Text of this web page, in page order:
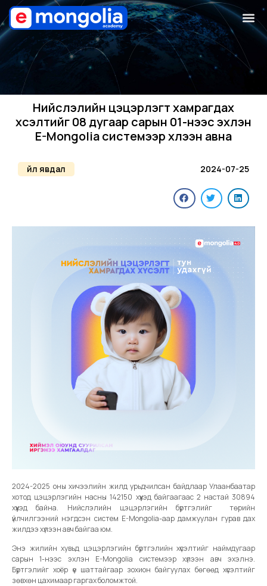
Нийслэлийн цэцэрлэгт хамрагдах
хүсэлтийг 08 дугаар сарын 01-нээс эхлэн
E-Mongolia системээр хүлээн авна
Үйл явдал 2024-07-25
2024-2025 оны хичээлийн жилд урьдчилсан байдлаар Улаанбаатар
хотод цэцэрлэгийн насны 142150 хүүхэд байгаагаас 2 настай 30894
хүүхэд байна. Нийслэлийн цэцэрлэгийн бүртгэлийг төрийн
үйлчилгээний нэгдсэн систем E-Mongolia-аар дамжуулан гурав дах
жилдээ хүлээн авч байгаа юм.
Энэ жилийн хувьд цэцэрлэгийн бүртгэлийн хүсэлтийг наймдугаар
сарын 1-нээс эхлэн E-Mongolia системээр хүлээн авч эхэлнэ.
Бүртгэлийг хоёр үе шаттайгаар зохион байгуулах бөгөөд хүсэлтийг
зөвхөн цахимаар гаргах боломжтой.